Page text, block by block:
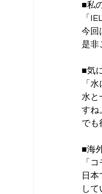
■私
「
今回
是非
■気
「
水と
すね
でも
■海
「
日
して